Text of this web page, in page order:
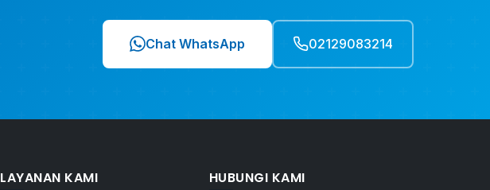
Chat WhatsApp 02129083214
LAYANAN KAMI HUBUNGI KAMI